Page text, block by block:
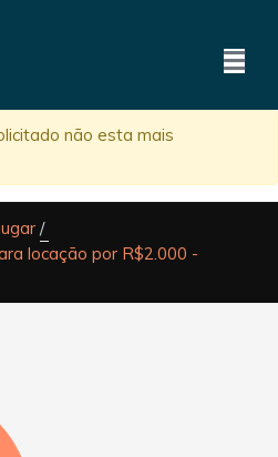
não esta mais
locação por R$2.000 -